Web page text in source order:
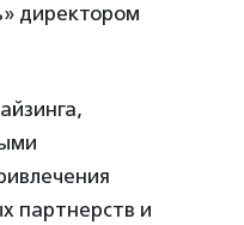
директором
партнерств и